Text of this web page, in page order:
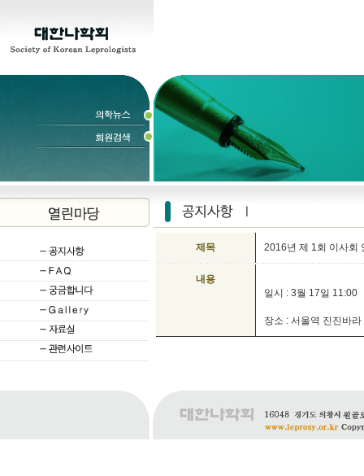
제목 2016년 제 1회 이사회
내용
일시 : 3월 17일 11:00
장소 : 서울역 진진바라